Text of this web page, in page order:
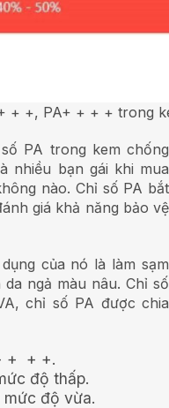
+ +, PA+ + + + trong
PA trong kem chống
nhiều bạn gái khi mua
nào. Chỉ số PA bắt
giá khả năng bảo vệ
của nó là làm sạm
ngả màu nâu. Chỉ số
chỉ số PA được chia
+ + +.
độ thấp.
mức độ vừa.